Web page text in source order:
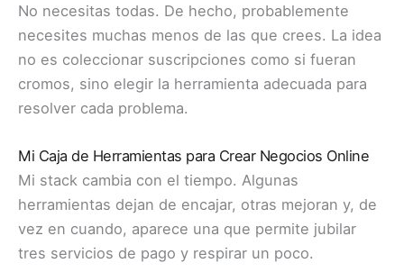
No necesitas todas. De hecho, probablemente
necesites muchas menos de las que crees. La idea
no es coleccionar suscripciones como si fueran
cromos, sino elegir la herramienta adecuada para
resolver cada problema.
Mi Caja de Herramientas para Crear Negocios Online
Mi stack cambia con el tiempo. Algunas
herramientas dejan de encajar, otras mejoran y, de
vez en cuando, aparece una que permite jubilar
tres servicios de pago y respirar un poco.